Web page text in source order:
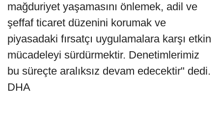
mağduriyet yaşamasını önlemek, adil ve
şeffaf ticaret düzenini korumak ve
piyasadaki fırsatçı uygulamalara karşı etkin
mücadeleyi sürdürmektir. Denetimlerimiz
bu süreçte aralıksız devam edecektir" dedi.
DHA